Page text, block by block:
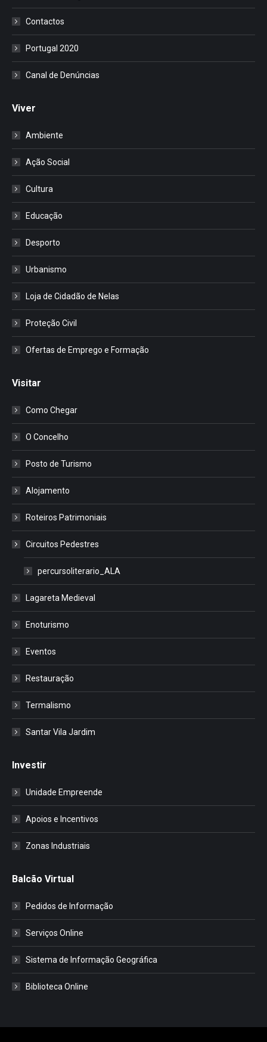
Contactos
Portugal 2020
Canal de Denúncias
Viver
Ambiente
Ação Social
Cultura
Educação
Desporto
Urbanismo
Loja de Cidadão de Nelas
Proteção Civil
Ofertas de Emprego e Formação
Visitar
Como Chegar
O Concelho
Posto de Turismo
Alojamento
Roteiros Patrimoniais
Circuitos Pedestres
percursoliterario_ALA
Lagareta Medieval
Enoturismo
Eventos
Restauração
Termalismo
Santar Vila Jardim
Investir
Unidade Empreende
Apoios e Incentivos
Zonas Industriais
Balcão Virtual
Pedidos de Informação
Serviços Online
Sistema de Informação Geográfica
Biblioteca Online